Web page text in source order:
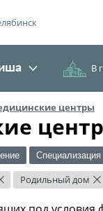
В
центры
Специализация
Родильный дом ×